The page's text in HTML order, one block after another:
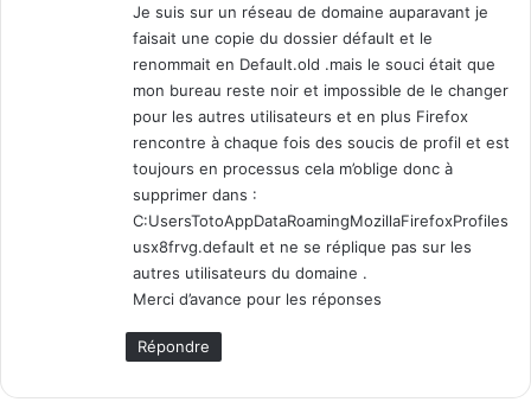
Je suis sur un réseau de domaine auparavant je
faisait une copie du dossier défault et le
renommait en Default.old .mais le souci était que
mon bureau reste noir et impossible de le changer
pour les autres utilisateurs et en plus Firefox
rencontre à chaque fois des soucis de profil et est
toujours en processus cela m’oblige donc à
supprimer dans :
C:UsersTotoAppDataRoamingMozillaFirefoxProfiles
usx8frvg.default et ne se réplique pas sur les
autres utilisateurs du domaine .
Merci d’avance pour les réponses
Répondre